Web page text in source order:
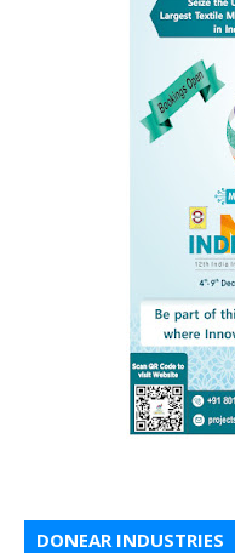
DONEAR INDUSTRIES